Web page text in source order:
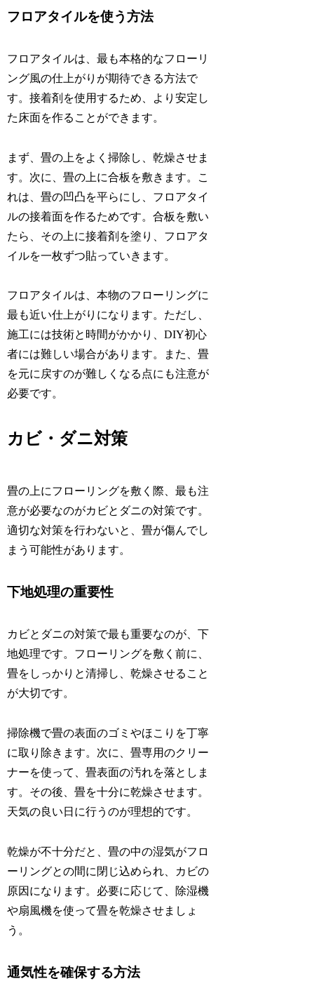
フロアタイルを使う方法
フロアタイルは、最も本格的なフローリ
ング風の仕上がりが期待できる方法で
す。接着剤を使用するため、より安定し
た床面を作ることができます。
まず、畳の上をよく掃除し、乾燥させま
す。次に、畳の上に合板を敷きます。こ
れは、畳の凹凸を平らにし、フロアタイ
ルの接着面を作るためです。合板を敷い
たら、その上に接着剤を塗り、フロアタ
イルを一枚ずつ貼っていきます。
フロアタイルは、本物のフローリングに
最も近い仕上がりになります。ただし、
施工には技術と時間がかかり、DIY初心
者には難しい場合があります。また、畳
を元に戻すのが難しくなる点にも注意が
必要です。
カビ・ダニ対策
畳の上にフローリングを敷く際、最も注
意が必要なのがカビとダニの対策です。
適切な対策を行わないと、畳が傷んでし
まう可能性があります。
下地処理の重要性
カビとダニの対策で最も重要なのが、下
地処理です。フローリングを敷く前に、
畳をしっかりと清掃し、乾燥させること
が大切です。
掃除機で畳の表面のゴミやほこりを丁寧
に取り除きます。次に、畳専用のクリー
ナーを使って、畳表面の汚れを落としま
す。その後、畳を十分に乾燥させます。
天気の良い日に行うのが理想的です。
乾燥が不十分だと、畳の中の湿気がフロ
ーリングとの間に閉じ込められ、カビの
原因になります。必要に応じて、除湿機
や扇風機を使って畳を乾燥させましょ
う。
通気性を確保する方法